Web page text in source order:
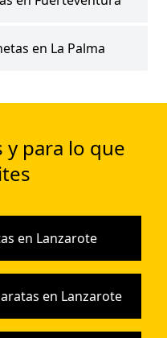
en La Palma
y para lo que
en Lanzarote
en Lanzarote